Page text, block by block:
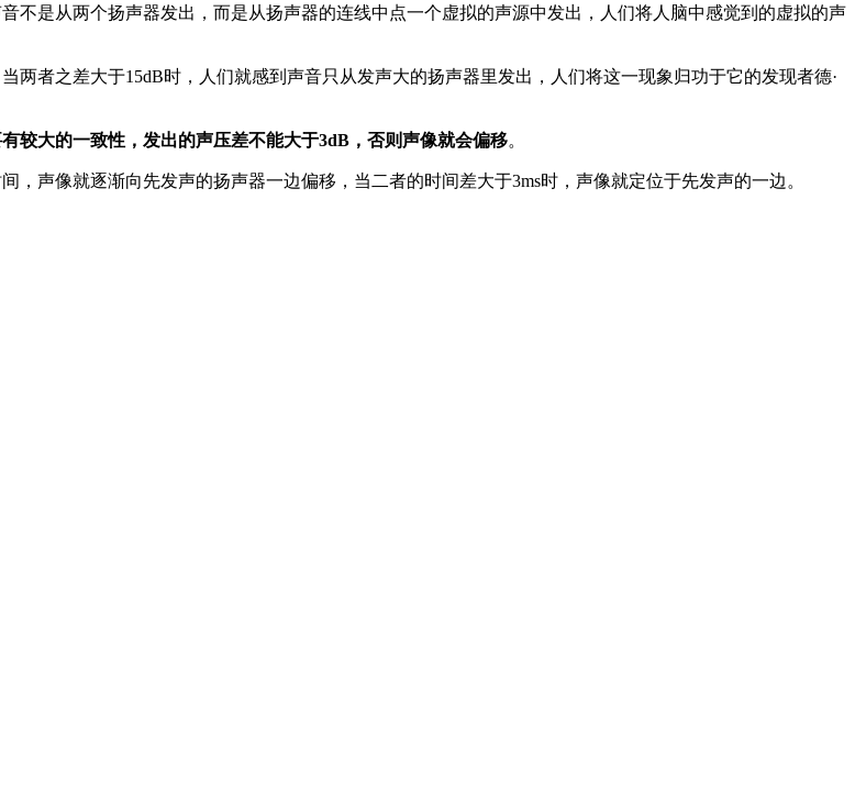
不是从两个扬声器发出，而是从扬声器的连线中点一个虚拟的声源中发出，人们将人脑中感觉到的虚拟的声
者之差大于15dB时，人们就感到声音只从发声大的扬声器里发出，人们将这一现象归功于它的发现者德·
较大的一致性，发出的声压差不能大于3dB，否则声像就会偏移。
声像就逐渐向先发声的扬声器一边偏移，当二者的时间差大于3ms时，声像就定位于先发声的一边。